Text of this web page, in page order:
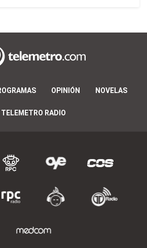
OPINIÓN NOVELAS
TELEMETRO RADIO